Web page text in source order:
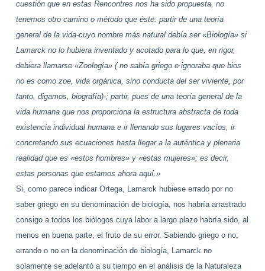
cuestión que en estas Rencontres nos ha sido propuesta, no
tenemos otro camino o método que éste: partir de una teoría
general de la vida-cuyo nombre más natural debía ser «Biología» si
Lamarck no lo hubiera inventado y acotado para lo que, en rigor,
debiera llamarse «Zoología» ( no sabía griego e ignoraba que bios
no es como zoe, vida orgánica, sino conducta del ser viviente, por
tanto, digamos, biografía)-; partir, pues de una teoría general de la
vida humana que nos proporciona la estructura abstracta de toda
existencia individual humana e ir llenando sus lugares vacíos, ir
concretando sus ecuaciones hasta llegar a la auténtica y plenaria
realidad que es «estos hombres» y «estas mujeres»; es decir,
estas personas que estamos ahora aquí.»
Si, como parece indicar Ortega, Lamarck hubiese errado por no
saber griego en su denominación de biología, nos habría arrastrado
consigo a todos los biólogos cuya labor a largo plazo habría sido, al
menos en buena parte, el fruto de su error. Sabiendo griego o no;
errando o no en la denominación de biología, Lamarck no
solamente se adelantó a su tiempo en el análisis de la Naturaleza